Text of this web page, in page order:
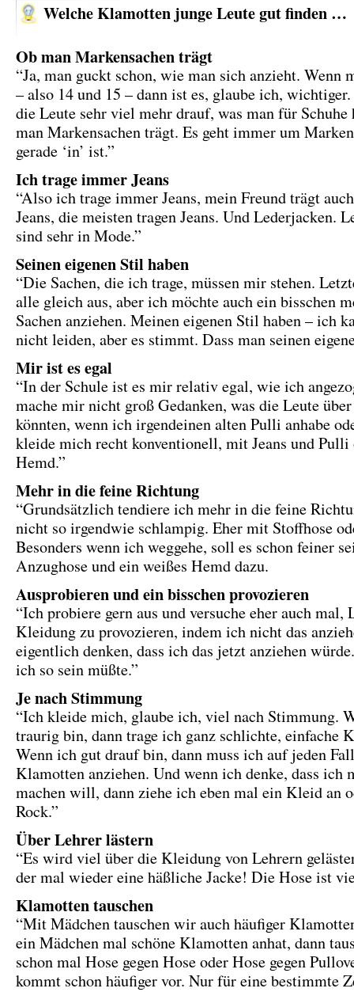
Welche Klamotten junge Leute gut finden …
Ob man Markensachen trägt
“Ja, man guckt schon, wie man sich anzieht. Wenn
– also 14 und 15 – dann ist es, glaube ich,
die Leute sehr viel mehr drauf, was man für Schuhe
man Markensachen trägt. Es geht immer um
gerade ‘in’ ist.”
Ich trage immer Jeans
“Also ich trage immer Jeans, mein Freund trägt
Jeans, die meisten tragen Jeans. Und Lederjacken.
sind sehr in Mode.”
Seinen eigenen Stil haben
“Die Sachen, die ich trage, müssen mir stehen.
alle gleich aus, aber ich möchte auch ein bisschen
Sachen anziehen. Meinen eigenen Stil haben – ich
nicht leiden, aber es stimmt. Dass man seinen
Mir ist es egal
“In der Schule ist es mir relativ egal, wie ich
mache mir nicht groß Gedanken, was die Leute
könnten, wenn ich irgendeinen alten Pulli anhabe
kleide mich recht konventionell, mit Jeans und Pulli
Hemd.”
Mehr in die feine Richtung
“Grundsätzlich tendiere ich mehr in die feine
nicht so irgendwie schlampig. Eher mit Stoffhose
Besonders wenn ich weggehe, soll es schon feiner
Anzughose und ein weißes Hemd dazu.
Ausprobieren und ein bisschen provozieren
“Ich probiere gern aus und versuche eher auch mal,
Kleidung zu provozieren, indem ich nicht das
eigentlich denken, dass ich das jetzt anziehen
ich so sein müßte.”
Je nach Stimmung
“Ich kleide mich, glaube ich, viel nach Stimmung.
traurig bin, dann trage ich ganz schlichte, einfache
Wenn ich gut drauf bin, dann muss ich auf jeden
Klamotten anziehen. Und wenn ich denke, dass ich
machen will, dann ziehe ich eben mal ein Kleid an
Rock.”
Über Lehrer lästern
“Es wird viel über die Kleidung von Lehrern
der mal wieder eine häßliche Jacke! Die Hose ist
Klamotten tauschen
“Mit Mädchen tauschen wir auch häufiger
ein Mädchen mal schöne Klamotten anhat, dann
schon mal Hose gegen Hose oder Hose gegen
kommt schon häufiger vor. Nur für eine bestimmte